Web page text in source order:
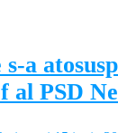
a
al PSD